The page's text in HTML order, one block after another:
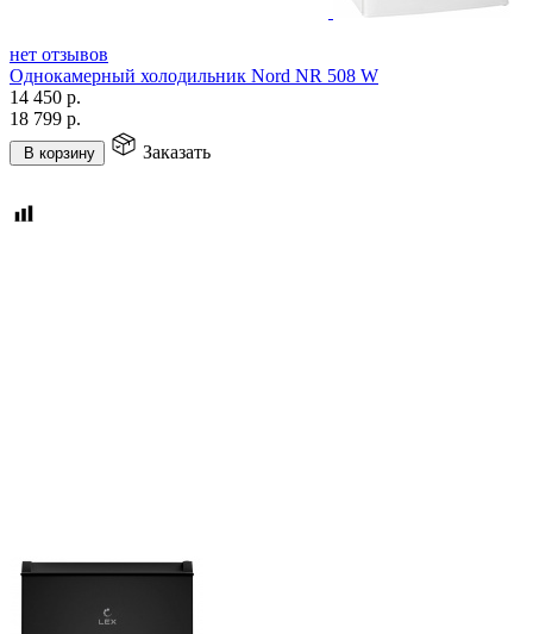
нет отзывов
Однокамерный холодильник Nord NR 508 W
14 450 р.
18 799 р.
В корзину Заказать